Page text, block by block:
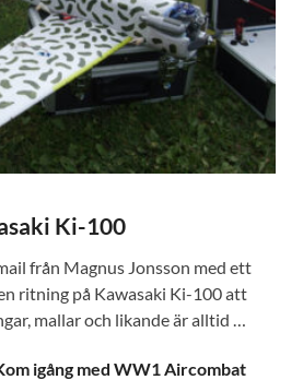
Ki-100
från Magnus Jonsson med ett
ritning på Kawasaki Ki-100 att
mallar och likande är alltid …
igång med WW1 Aircombat